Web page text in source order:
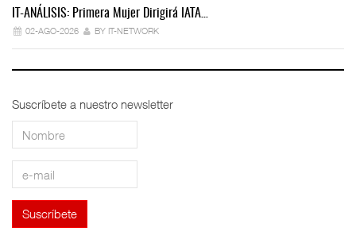
IT-ANÁLISIS: Primera Mujer Dirigirá IATA…
02-AGO-2026 BY IT-NETWORK
Suscríbete a nuestro newsletter